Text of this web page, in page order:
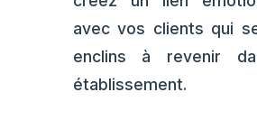
avec vos clients qui
enclins à revenir
établissement.